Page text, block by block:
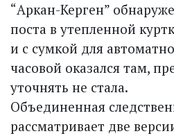
“Аркан-Керген”
поста в утепленной
и с сумкой для
часовой оказался там,
уточнять не стала.
Объединенная
рассматривает две